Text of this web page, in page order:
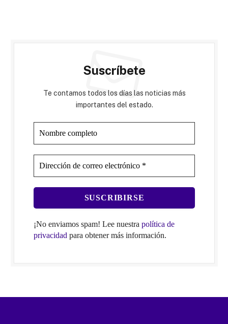
Suscríbete
Te contamos todos los días las noticias más
importantes del estado.
¡No enviamos spam! Lee nuestra política de
privacidad para obtener más información.